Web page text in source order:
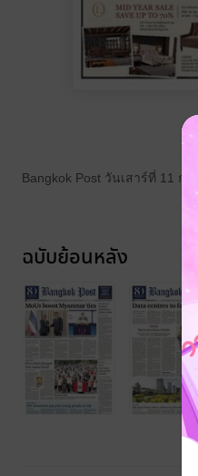
Bangkok Post วันเสาร์ที่ 11 กร
ฉบับย้อนหลัง